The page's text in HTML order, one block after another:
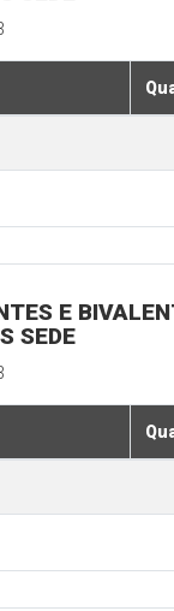
E
SEDE